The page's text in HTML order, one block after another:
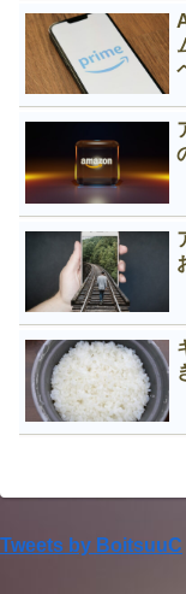
Tweets by BoitsuuC